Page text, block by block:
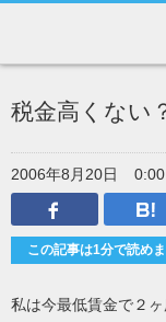
税金高くない
2006年8月20日
0:00
この記事は1分で読め
私は今最低賃金で２